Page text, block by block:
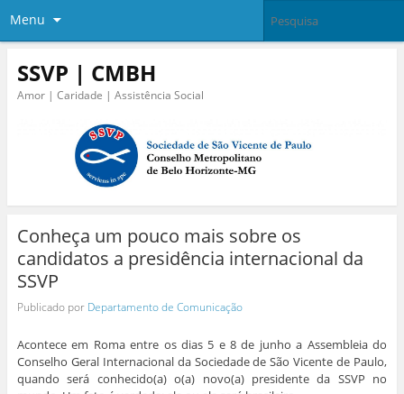
Menu
SSVP | CMBH
Amor | Caridade | Assistência Social
Conheça um pouco mais sobre os
candidatos a presidência internacional da
SSVP
Publicado por Departamento de Comunicação
Acontece em Roma entre os dias 5 e 8 de junho a Assembleia do
Conselho Geral Internacional da Sociedade de São Vicente de Paulo,
quando será conhecido(a) o(a) novo(a) presidente da SSVP no